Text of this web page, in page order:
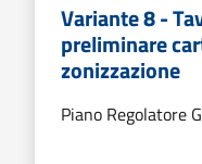
Variante 8 -
preliminare
zonizzazione
Piano Regolatore